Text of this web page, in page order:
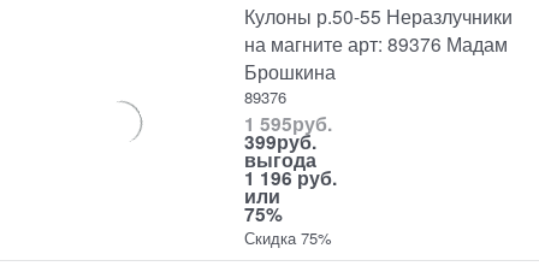
Кулоны р.50-55 Неразлучники
на магните арт: 89376 Мадам
Брошкина
89376
1 595руб.
399руб.
выгода
1 196 руб.
или
75%
Скидка 75%